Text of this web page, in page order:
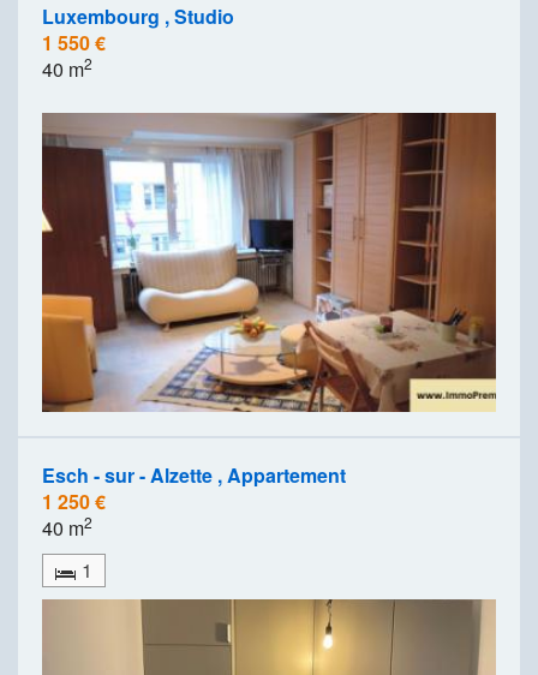
Luxembourg , Studio
1 550 €
40 m2
Esch - sur - Alzette , Appartement
1 250 €
40 m2
1